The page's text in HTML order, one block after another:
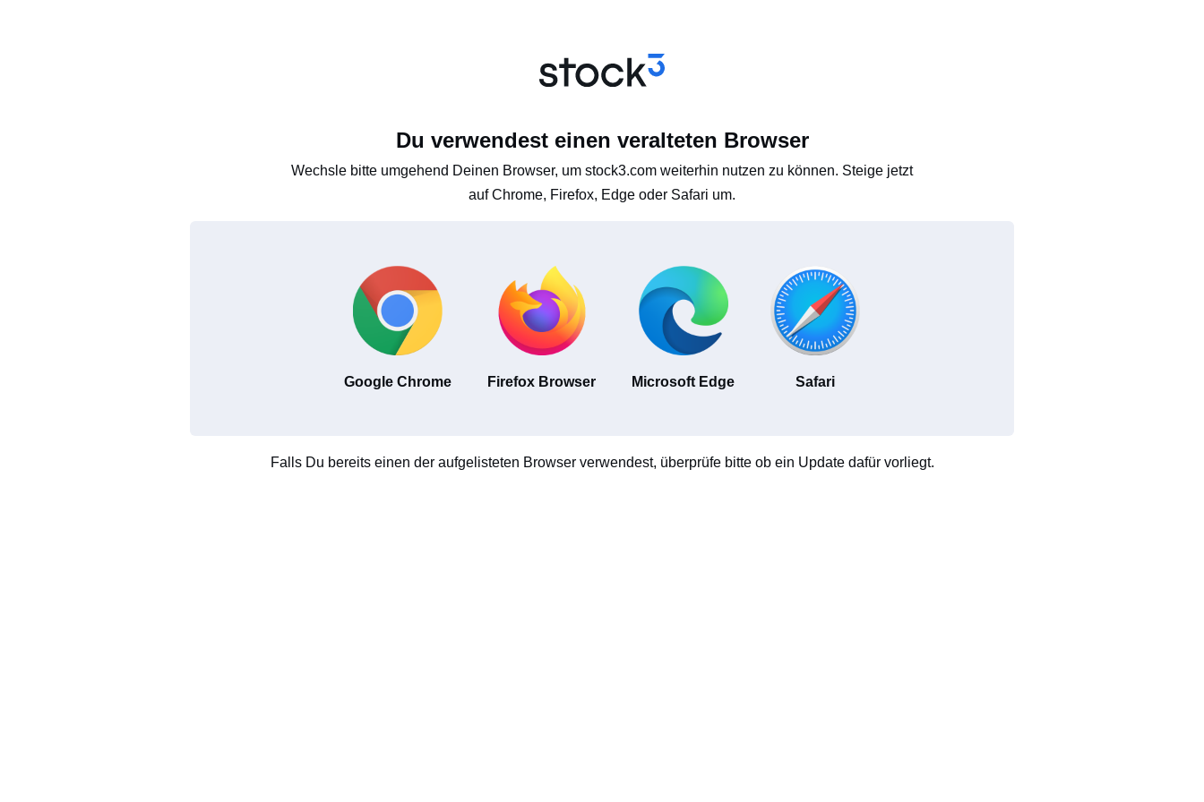
Du verwendest einen veralteten Browser
Wechsle bitte umgehend Deinen Browser, um stock3.com weiterhin nutzen zu können. Steige jetzt
auf Chrome, Firefox, Edge oder Safari um.
Google Chrome Firefox Browser Microsoft Edge Safari
Falls Du bereits einen der aufgelisteten Browser verwendest, überprüfe bitte ob ein Update dafür vorliegt.